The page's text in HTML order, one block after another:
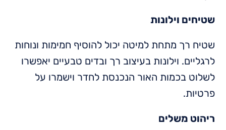
שטיחים וילונות
שטיח רך מתחת למיטה יכול להוסיף חמימות ונוחות
לרגליים. וילונות בעיצוב רך ובדים טבעיים יאפשרו
לשלוט בכמות האור הנכנסת לחדר וישמרו על
פרטיות.
ריהוט משלים